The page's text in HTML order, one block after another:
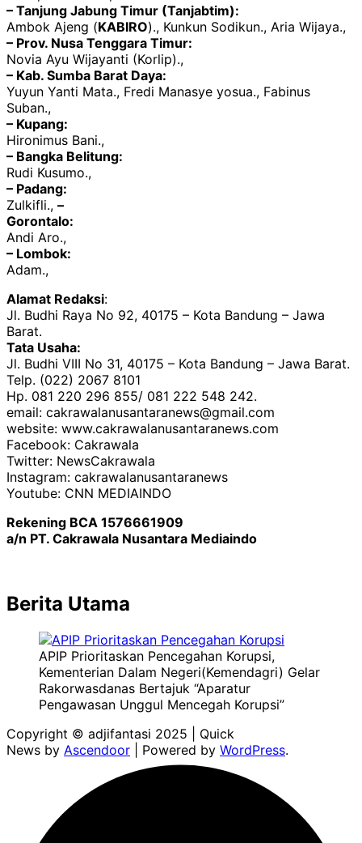
– Tanjung Jabung Timur (Tanjabtim):
Ambok Ajeng (KABIRO)., Kunkun Sodikun., Aria Wijaya.,
– Prov. Nusa Tenggara Timur:
Novia Ayu Wijayanti (Korlip).,
– Kab. Sumba Barat Daya:
Yuyun Yanti Mata., Fredi Manasye yosua., Fabinus
Suban.,
– Kupang:
Hironimus Bani.,
– Bangka Belitung:
Rudi Kusumo.,
– Padang:
Zulkifli., –
Gorontalo:
Andi Aro.,
– Lombok:
Adam.,
Alamat Redaksi:
Jl. Budhi Raya No 92, 40175 – Kota Bandung – Jawa
Barat.
Tata Usaha:
Jl. Budhi VIII No 31, 40175 – Kota Bandung – Jawa Barat.
Telp. (022) 2067 8101
Hp. 081 220 296 855/ 081 222 548 242.
email: cakrawalanusantaranews@gmail.com
website: www.cakrawalanusantaranews.com
Facebook: Cakrawala
Twitter: NewsCakrawala
Instagram: cakrawalanusantaranews
Youtube: CNN MEDIAINDO
Rekening BCA 1576661909
a/n PT. Cakrawala Nusantara Mediaindo
Berita Utama
APIP Prioritaskan Pencegahan Korupsi,
Kementerian Dalam Negeri(Kemendagri) Gelar
Rakorwasdanas Bertajuk “Aparatur
Pengawasan Unggul Mencegah Korupsi”
Copyright © adjifantasi 2025 | Quick
News by Ascendoor | Powered by WordPress.